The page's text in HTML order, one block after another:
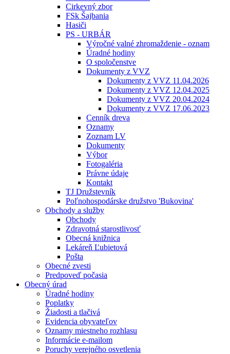
Cirkevný zbor
FSk Šajbania
Hasiči
PS - URBÁR
Výročné valné zhromaždenie - oznam
Úradné hodiny
O spoločenstve
Dokumenty z VVZ
Dokumenty z VVZ 11.04.2026
Dokumenty z VVZ 12.04.2025
Dokumenty z VVZ 20.04.2024
Dokumenty z VVZ 17.06.2023
Cenník dreva
Oznamy
Zoznam LV
Dokumenty
Výbor
Fotogaléria
Právne údaje
Kontakt
TJ Družstevník
Poľnohospodárske družstvo 'Bukovina'
Obchody a služby
Obchody
Zdravotná starostlivosť
Obecná knižnica
Lekáreň Ľubietová
Pošta
Obecné zvesti
Predpoveď počasia
Obecný úrad
Úradné hodiny
Poplatky
Žiadosti a tlačivá
Evidencia obyvateľov
Oznamy miestneho rozhlasu
Informácie e-mailom
Poruchy verejného osvetlenia